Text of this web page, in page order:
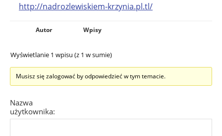
http://nadrozlewiskiem-krzynia.pl.tl/
Autor Wpisy
Wyświetlanie 1 wpisu (z 1 w sumie)
Musisz się zalogować by odpowiedzieć w tym temacie.
Nazwa
użytkownika: